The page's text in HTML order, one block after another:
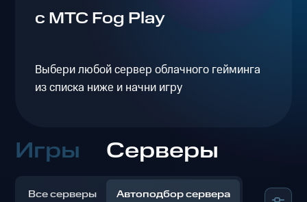
с МТС Fog Play
Выбери любой сервер облачного гейминга
из списка ниже и начни игру
Игры Серверы
Все серверы Автоподбор сервера